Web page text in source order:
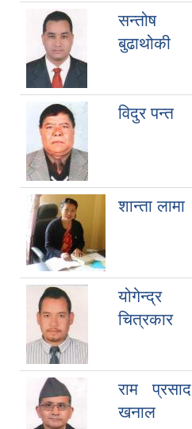
सन्तोष
बुढाथोकी
विदुर पन्त
शान्ता लामा
योगेन्द्र
चित्रकार
राम प्रसाद
खनाल